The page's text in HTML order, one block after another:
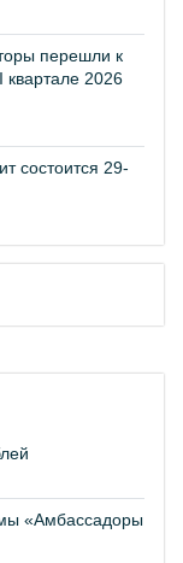
перешли к
квартале 2026
состоится 29-
«Амбассадоры